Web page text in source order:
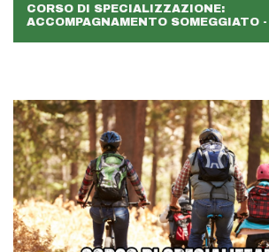
CORSO DI SPECIALIZZAZIONE:
ACCOMPAGNAMENTO SOMEGGIATO